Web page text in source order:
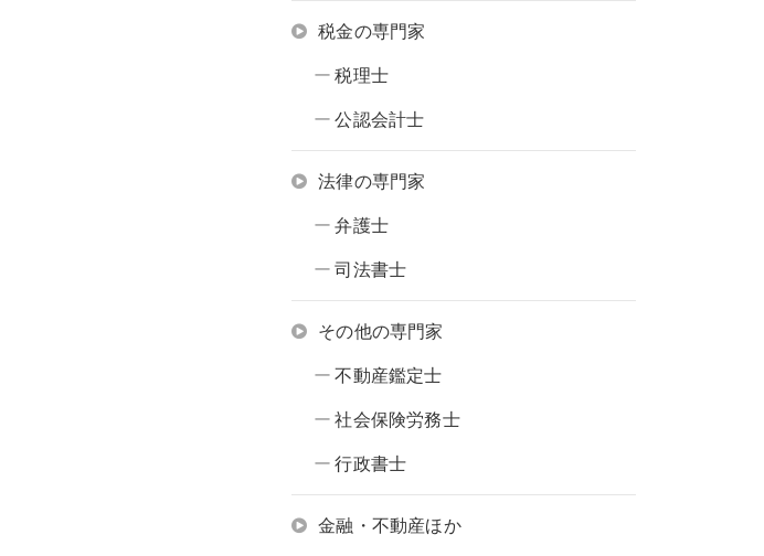
税金の専門家
税理士
公認会計士
法律の専門家
弁護士
司法書士
その他の専門家
不動産鑑定士
社会保険労務士
行政書士
金融・不動産ほか